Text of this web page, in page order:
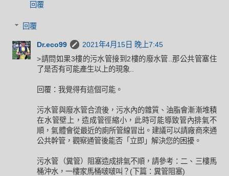
回覆
回覆
Dr.eco99
2021年4月15日 晚上7:45
>請問如果3樓的污水管接到2樓的廢水管..那公共管塞住
了是否有可能產生以上的現象..
回覆：我覺得有這個可能。
污水管與廢水管合流後，污水內的雜質、油脂會漸漸堆積
在水管壁上，造成管徑縮小，此時可能導致管內排氣不
順，氣體會從最近的廁所管線冒出。建議可以請廠商來通
公共幹管，觀察通管後能否「立即」解決您的困擾。
污水管（糞管）阻塞造成排氣不順，請參考：二、三樓馬
桶沖水，一樓家馬桶啵啵叫？(下篇：糞管阻塞)